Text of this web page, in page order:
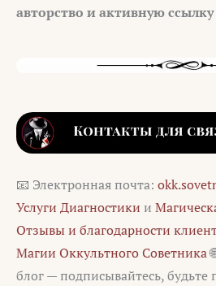
авторство и активную
📧 Электронная почта:
Услуги Диагностики и
Отзывы и благодарности
Магии Оккультного Советника
блог — подписывайтесь,